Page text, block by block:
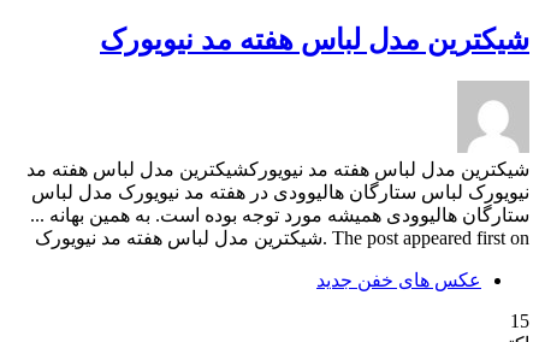
شیکترین مدل لباس هفته مد نیویورک
شیکترین مدل لباس هفته مد نیویورکشیکترین مدل لباس هفته مد
نیویورک لباس ستارگان هالیوودی در هفته مد نیویورک مدل لباس
ستارگان هالیوودی همیشه مورد توجه بوده است. به همین بهانه ...
The post appeared first on .شیکترین مدل لباس هفته مد نیویورک
عکس های خفن جدید
15